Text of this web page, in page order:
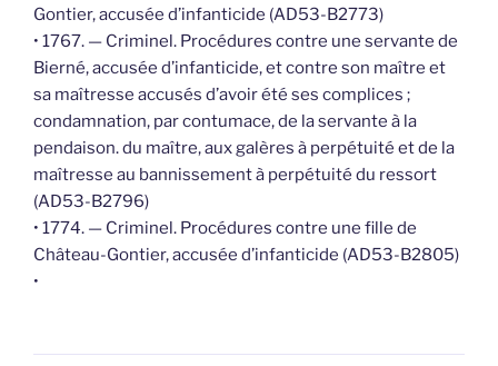
Gontier, accusée d’infanticide (AD53-B2773)
• 1767. — Criminel. Procédures contre une servante de
Bierné, accusée d’infanticide, et contre son maître et
sa maîtresse accusés d’avoir été ses complices ;
condamnation, par contumace, de la servante à la
pendaison. du maître, aux galères à perpétuité et de la
maîtresse au bannissement à perpétuité du ressort
(AD53-B2796)
• 1774. — Criminel. Procédures contre une fille de
Château-Gontier, accusée d’infanticide (AD53-B2805)
•